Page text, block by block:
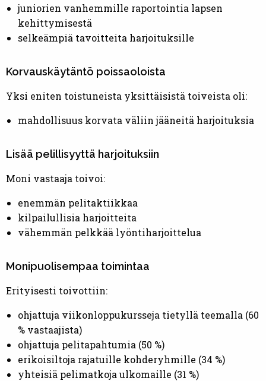
juniorien vanhemmille raportointia lapsen
kehittymisestä
selkeämpiä tavoitteita harjoituksille
Korvauskäytäntö poissaoloista
Yksi eniten toistuneista yksittäisistä toiveista oli:
mahdollisuus korvata väliin jääneitä harjoituksia
Lisää pelillisyyttä harjoituksiin
Moni vastaaja toivoi:
enemmän pelitaktiikkaa
kilpailullisia harjoitteita
vähemmän pelkkää lyöntiharjoittelua
Monipuolisempaa toimintaa
Erityisesti toivottiin:
ohjattuja viikonloppukursseja tietyllä teemalla (60
% vastaajista)
ohjattuja pelitapahtumia (50 %)
erikoisiltoja rajatuille kohderyhmille (34 %)
yhteisiä pelimatkoja ulkomaille (31 %)